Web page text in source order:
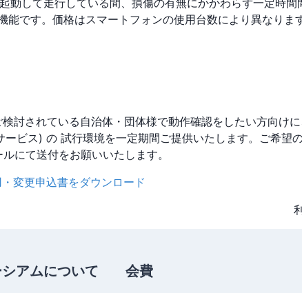
て走行している間、損傷の有無にかかわらず一定時間
能です。価格はスマートフォンの使用台数により異なりま
討されている自治体・団体様で動作確認をしたい方向け
ビス) の 試行環境を一定期間ご提供いたします。ご希
にて送付をお願いいたします。
変更申込書をダウンロード
アムについて 会費